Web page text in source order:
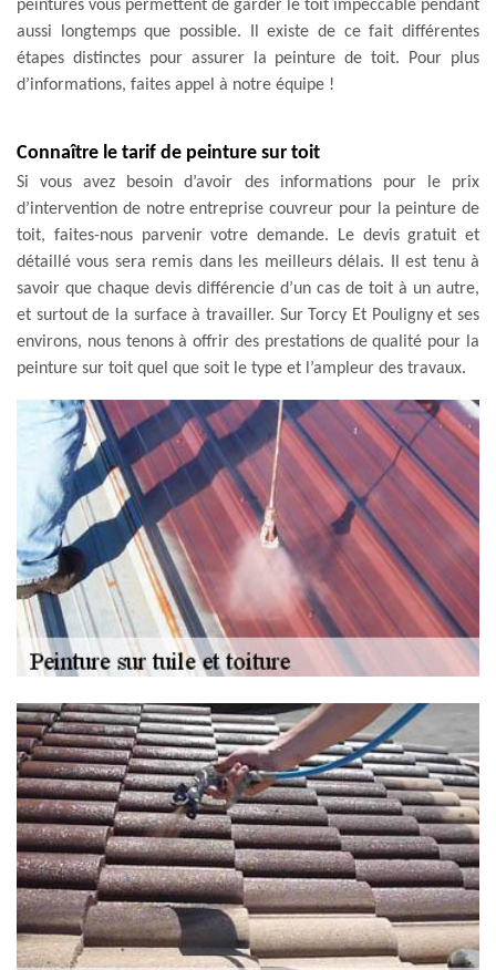
peintures vous permettent de garder le toit impeccable pendant
aussi longtemps que possible. Il existe de ce fait différentes
étapes distinctes pour assurer la peinture de toit. Pour plus
d’informations, faites appel à notre équipe !
Connaître le tarif de peinture sur toit
Si vous avez besoin d’avoir des informations pour le prix
d’intervention de notre entreprise couvreur pour la peinture de
toit, faites-nous parvenir votre demande. Le devis gratuit et
détaillé vous sera remis dans les meilleurs délais. Il est tenu à
savoir que chaque devis différencie d’un cas de toit à un autre,
et surtout de la surface à travailler. Sur Torcy Et Pouligny et ses
environs, nous tenons à offrir des prestations de qualité pour la
peinture sur toit quel que soit le type et l’ampleur des travaux.